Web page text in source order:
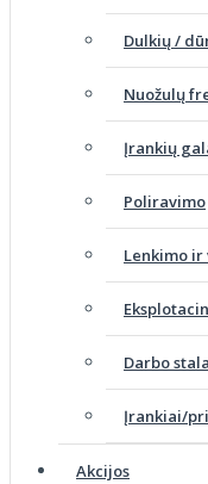
Dulkių /
Nuožulų
Įrankių
Poliravimo
Lenkimo
Darbo
Įrankiai/
Akcijos